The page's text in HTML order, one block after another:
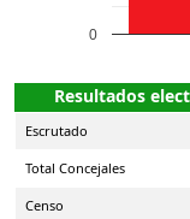
0
Resultados
Escrutado
Total Concejales
Censo